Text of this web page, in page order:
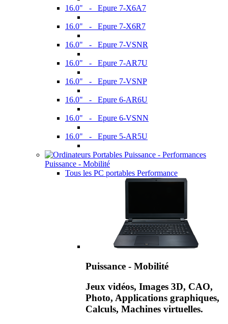
16.0" - Epure 7-X6A7
16.0" - Epure 7-X6R7
16.0" - Epure 7-VSNR
16.0" - Epure 7-AR7U
16.0" - Epure 7-VSNP
16.0" - Epure 6-AR6U
16.0" - Epure 6-VSNN
16.0" - Epure 5-AR5U
Puissance - Mobilité
Tous les PC portables Performance
Puissance - Mobilité
Jeux vidéos, Images 3D, CAO,
Photo, Applications graphiques,
Calculs, Machines virtuelles.